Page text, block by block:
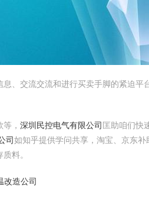
、交流交流和进行买卖手脚的紧迫
， 深圳民控电气有限公司 匡助咱们快
司如知乎提供学问共享，淘宝、京东补
料。
改造公司